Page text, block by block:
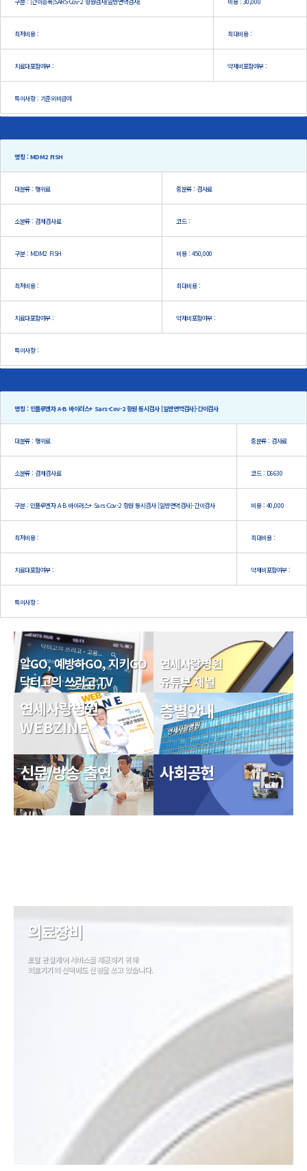
최저비용 : 최대비용 :
치료대포함여부 : 약제비포함여부 :
특이사항 : 기준외비급여
명칭 : MDM2 FISH
대분류 : 행위료 중분류 : 검사료
소분류 : 검체검사료 코드 :
구분 : MDM2 FISH 비용 : 450,000
최저비용 : 최대비용 :
치료대포함여부 : 약제비포함여부 :
특이사항 :
명칭 : 인플루엔자 A·B 바이러스+ Sars-Cov-2 항원 동시검사 [일반면역검사]-간이검사
대분류 : 행위료 중분류 : 검사료
소분류 : 검체검사료 코드 : D6630
구분 : 인플루엔자 A·B 바이러스+ Sars-Cov-2 항원 동시검사 [일반면역검사]-간이검사 비용 : 40,000
최저비용 : 최대비용 :
치료대포함여부 : 약제비포함여부 :
특이사항 :
알GO, 예방하GO, 지키GO
닥터고의 쓰리고 TV
연세사랑병원
유튜브 채널
연세사랑병원
WEBZINE
신문/방송 출연
층별안내
사회공헌
의료장비
토탈 관절케어 서비스를 제공하기 위해
의료기기의 선택에도 신경을 쓰고 있습니다.